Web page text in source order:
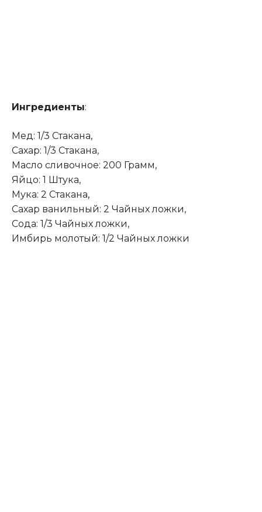
Ингредиенты:
Мед: 1/3 Стакана,
Сахар: 1/3 Стакана,
Масло сливочное: 200 Грамм,
Яйцо: 1 Штука,
Мука: 2 Стакана,
Сахар ванильный: 2 Чайных ложки,
Сода: 1/3 Чайных ложки,
Имбирь молотый: 1/2 Чайных ложки